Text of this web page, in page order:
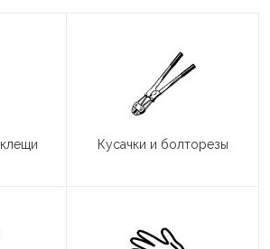
Кусачки и болторезы